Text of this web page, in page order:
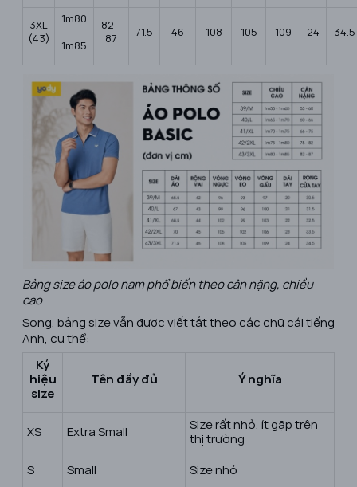
3XL
(43)
1m80
–
1m85
82 –
87
71.5 46 108 105 109 24 34.5
Bảng size áo polo nam phổ biến theo cân nặng, chiều
cao
Song, bảng size vẫn được viết tắt theo các chữ cái tiếng
Anh, cụ thể:
Ký
hiệu
size
Tên đầy đủ Ý nghĩa
XS Extra Small
Size rất nhỏ, ít gặp trên
thị trường
S
Small Size nhỏ